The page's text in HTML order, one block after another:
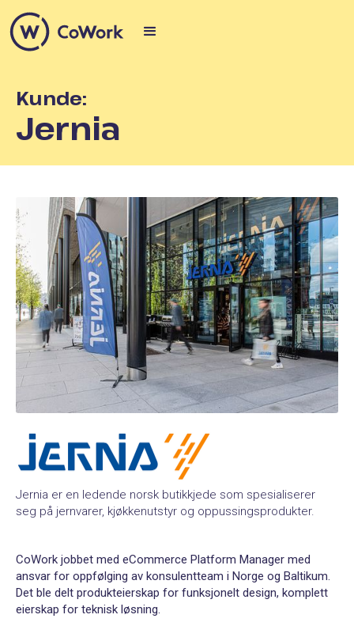
Kunde:
Jernia
Jernia er en ledende norsk butikkjede som spesialiserer
seg på jernvarer, kjøkkenutstyr og oppussingsprodukter.
CoWork jobbet med eCommerce Platform Manager med
ansvar for oppfølging av konsulentteam i Norge og Baltikum.
Det ble delt produkteierskap for funksjonelt design, komplett
eierskap for teknisk løsning.